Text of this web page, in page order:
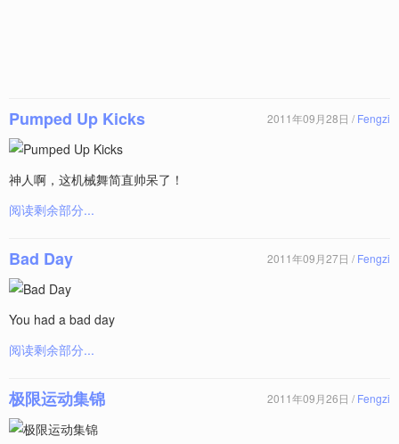
Pumped Up Kicks 2011年09月28日 / Fengzi
神人啊，这机械舞简直帅呆了！
阅读剩余部分...
Bad Day 2011年09月27日 / Fengzi
You had a bad day
阅读剩余部分...
极限运动集锦 2011年09月26日 / Fengzi